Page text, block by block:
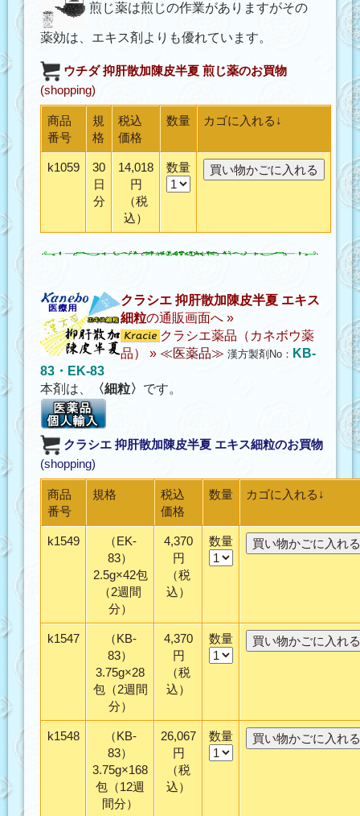
煎じ薬は煎じの作業がありますがその
薬効は、エキス剤よりも優れています。
ウチダ 抑肝散加陳皮半夏 煎じ薬のお買物
(shopping)
商品
番号
規
格
税込
価格
数量 カゴに入れる↓
k1059
30
日
分
14,018
円
（税
込）
数量
クラシエ 抑肝散加陳皮半夏 エキス
細粒の通販画面へ »
クラシエ薬品（カネボウ薬
品）
» ≪医薬品≫ 漢方製剤No： KB-
83・EK-83
本剤は、
〈細粒〉 です。
クラシエ 抑肝散加陳皮半夏 エキス細粒のお買物
(shopping)
商品
番号
規格
税込
価格
数量 カゴに入れる↓
k1549
（EK-
83）
2.5g×42包
（2週間
分）
4,370
円
（税
込）
数量
k1547
（KB-
83）
3.75g×28
包（2週間
分）
4,370
円
（税
込）
数量
k1548
（KB-
83）
3.75g×168
包（12週
間分）
26,067
円
（税
込）
数量